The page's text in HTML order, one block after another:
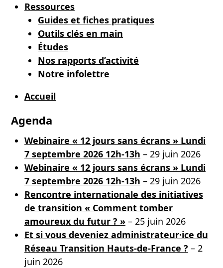
Ressources
Guides et fiches pratiques
Outils clés en main
Études
Nos rapports d’activité
Notre infolettre
Accueil
Agenda
Webinaire « 12 jours sans écrans » Lundi
7 septembre 2026 12h-13h – 29 juin 2026
Webinaire « 12 jours sans écrans » Lundi
7 septembre 2026 12h-13h – 29 juin 2026
Rencontre internationale des initiatives
de transition « Comment tomber
amoureux du futur ? » – 25 juin 2026
Et si vous deveniez administrateur·ice du
Réseau Transition Hauts-de-France ? – 2
juin 2026